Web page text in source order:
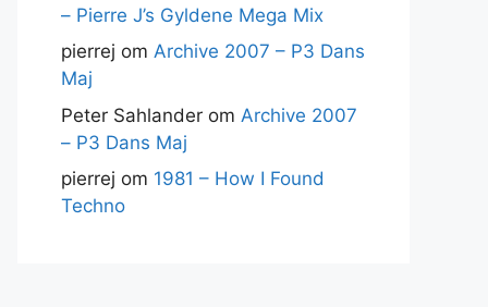
– Pierre J’s Gyldene Mega Mix
pierrej om Archive 2007 – P3 Dans
Maj
Peter Sahlander om Archive 2007
– P3 Dans Maj
pierrej om 1981 – How I Found
Techno